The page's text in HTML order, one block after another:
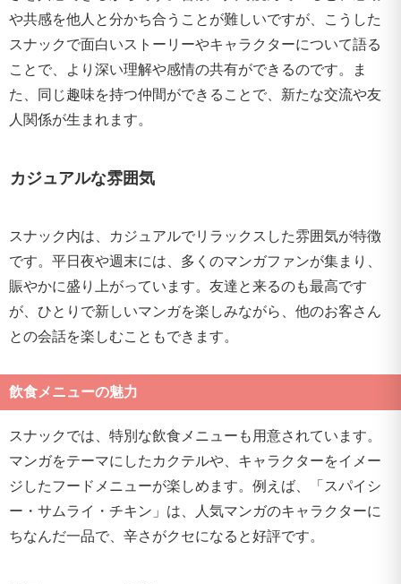
や共感を他人と分かち合うことが難しいですが、こうした
スナックで面白いストーリーやキャラクターについて語る
ことで、より深い理解や感情の共有ができるのです。ま
た、同じ趣味を持つ仲間ができることで、新たな交流や友
人関係が生まれます。
カジュアルな雰囲気
スナック内は、カジュアルでリラックスした雰囲気が特徴
です。平日夜や週末には、多くのマンガファンが集まり、
賑やかに盛り上がっています。友達と来るのも最高です
が、ひとりで新しいマンガを楽しみながら、他のお客さん
との会話を楽しむこともできます。
飲食メニューの魅力
スナックでは、特別な飲食メニューも用意されています。
マンガをテーマにしたカクテルや、キャラクターをイメー
ジしたフードメニューが楽しめます。例えば、「スパイシ
ー・サムライ・チキン」は、人気マンガのキャラクターに
ちなんだ一品で、辛さがクセになると好評です。